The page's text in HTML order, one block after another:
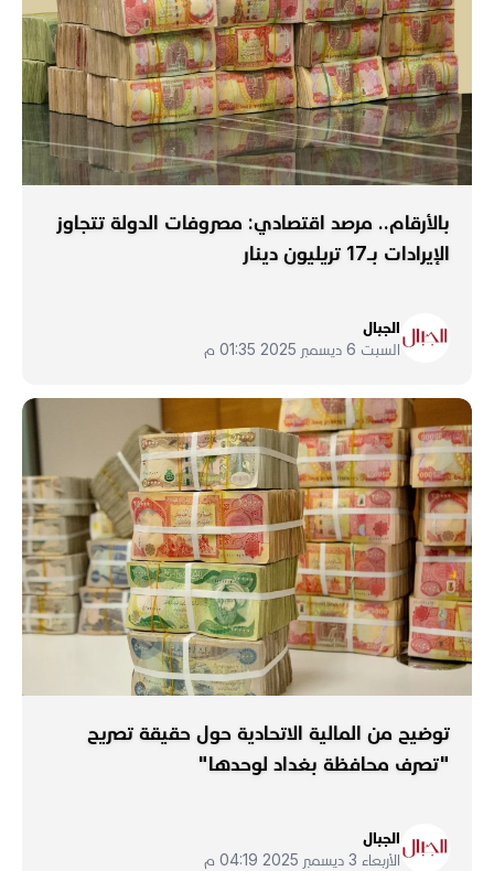
بالأرقام.. مرصد اقتصادي: مصروفات الدولة تتجاوز
الإيرادات بـ17 تريليون دينار
الجبال
السبت 6 ديسمبر 2025 01:35 م
توضيح من المالية الاتحادية حول حقيقة تصريح
"تصرف محافظة بغداد لوحدها"
الجبال
الأربعاء 3 ديسمبر 2025 04:19 م